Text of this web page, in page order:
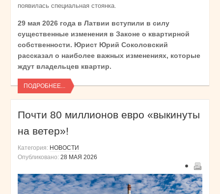
появилась специальная стоянка.
29 мая 2026 года в Латвии вступили в силу
существенные изменения в Законе о квартирной
собственности. Юрист Юрий Соколовский
рассказал о наиболее важных изменениях, которые
ждут владельцев квартир.
ПОДРОБНЕЕ...
Почти 80 миллионов евро «выкинуты
на ветер»!
Категория: НОВОСТИ
Опубликовано: 28 МАЯ 2026